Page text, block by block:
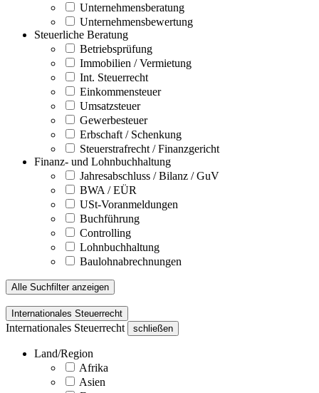
Unternehmensberatung
Unternehmensbewertung
Steuerliche Beratung
Betriebsprüfung
Immobilien / Vermietung
Int. Steuerrecht
Einkommensteuer
Umsatzsteuer
Gewerbesteuer
Erbschaft / Schenkung
Steuerstrafrecht / Finanzgericht
Finanz- und Lohnbuchhaltung
Jahresabschluss / Bilanz / GuV
BWA / EÜR
USt-Voranmeldungen
Buchführung
Controlling
Lohnbuchhaltung
Baulohnabrechnungen
Alle Suchfilter anzeigen
Internationales Steuerrecht
Internationales Steuerrecht schließen
Land/Region
Afrika
Asien